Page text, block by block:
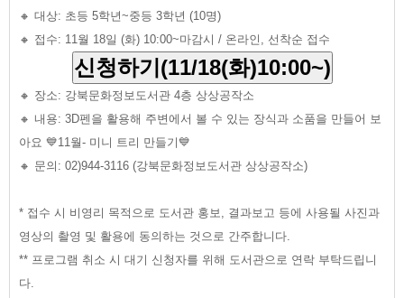
🔸 대상: 초등 5학년~중등 3학년 (10명)
🔸 접수: 11월 18일 (화) 10:00~마감시 / 온라인, 선착순 접수
신청하기(11/18(화)10:00~)
🔸 장소: 강북문화정보도서관 4층 상상공작소
🔸 내용: 3D펜을 활용해 주변에서 볼 수 있는 장식과 소품을 만들어 보
아요 💙11월- 미니 트리 만들기💙
🔸 문의: 02)944-3116 (강북문화정보도서관 상상공작소)
* 접수 시 비영리 목적으로 도서관 홍보, 결과보고 등에 사용될 사진과
영상의 촬영 및 활용에 동의하는 것으로 간주합니다.
** 프로그램 취소 시 대기 신청자를 위해 도서관으로 연락 부탁드립니
다.